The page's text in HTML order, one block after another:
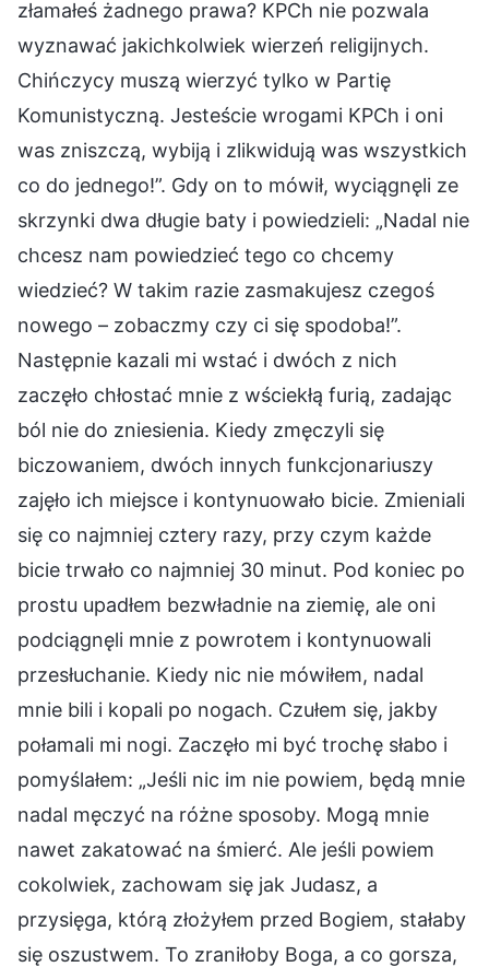
złamałeś żadnego prawa? KPCh nie pozwala
wyznawać jakichkolwiek wierzeń religijnych.
Chińczycy muszą wierzyć tylko w Partię
Komunistyczną. Jesteście wrogami KPCh i oni
was zniszczą, wybiją i zlikwidują was wszystkich
co do jednego!”. Gdy on to mówił, wyciągnęli ze
skrzynki dwa długie baty i powiedzieli: „Nadal nie
chcesz nam powiedzieć tego co chcemy
wiedzieć? W takim razie zasmakujesz czegoś
nowego – zobaczmy czy ci się spodoba!”.
Następnie kazali mi wstać i dwóch z nich
zaczęło chłostać mnie z wściekłą furią, zadając
ból nie do zniesienia. Kiedy zmęczyli się
biczowaniem, dwóch innych funkcjonariuszy
zajęło ich miejsce i kontynuowało bicie. Zmieniali
się co najmniej cztery razy, przy czym każde
bicie trwało co najmniej 30 minut. Pod koniec po
prostu upadłem bezwładnie na ziemię, ale oni
podciągnęli mnie z powrotem i kontynuowali
przesłuchanie. Kiedy nic nie mówiłem, nadal
mnie bili i kopali po nogach. Czułem się, jakby
połamali mi nogi. Zaczęło mi być trochę słabo i
pomyślałem: „Jeśli nic im nie powiem, będą mnie
nadal męczyć na różne sposoby. Mogą mnie
nawet zakatować na śmierć. Ale jeśli powiem
cokolwiek, zachowam się jak Judasz, a
przysięga, którą złożyłem przed Bogiem, stałaby
się oszustwem. To zraniłoby Boga, a co gorsza,